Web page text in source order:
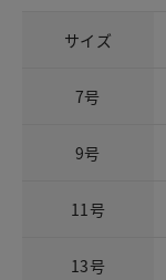
サイズ
7号
9号
11号
13号